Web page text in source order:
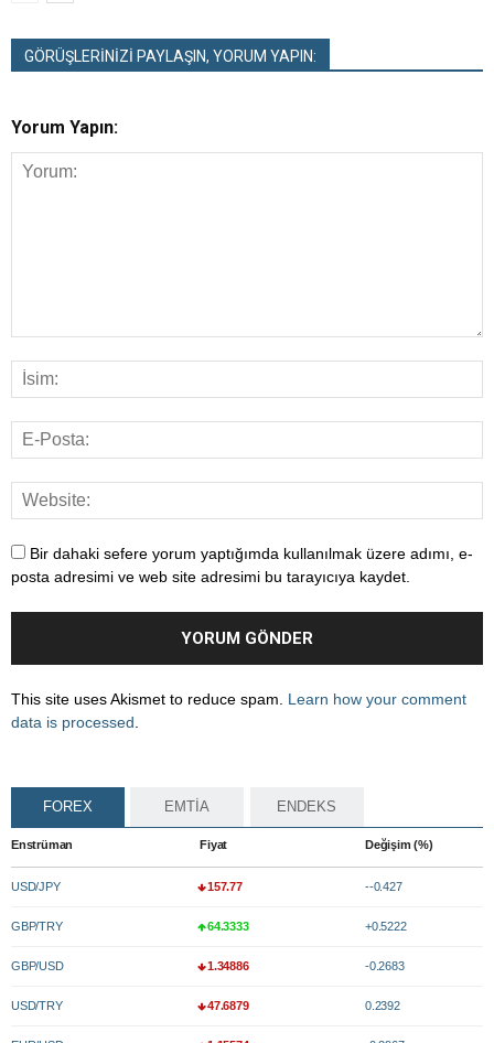
GÖRÜŞLERİNİZİ PAYLAŞIN, YORUM YAPIN:
Yorum Yapın:
Bir dahaki sefere yorum yaptığımda kullanılmak üzere adımı, e-
posta adresimi ve web site adresimi bu tarayıcıya kaydet.
This site uses Akismet to reduce spam. Learn how your comment
data is processed
FOREX EMTİA ENDEKS
Enstrüman Fiyat Değişim (%)
USD/JPY 157.77 --0.427
GBP/TRY 64.3333 +0.5222
GBP/USD 1.34886 -0.2683
USD/TRY 47.6879 0.2392